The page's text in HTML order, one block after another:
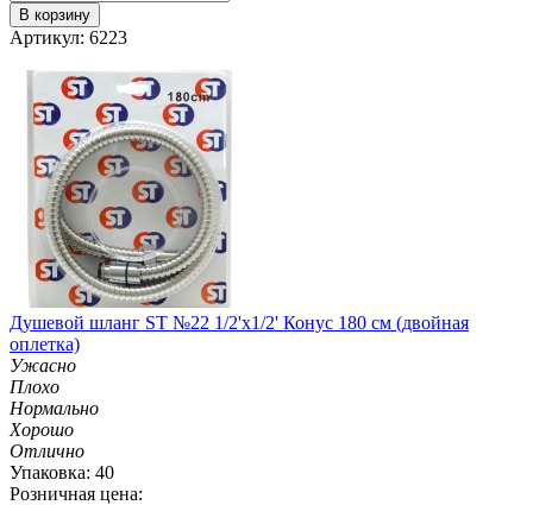
В корзину
Артикул: 6223
Душевой шланг ST №22 1/2'х1/2' Конус 180 см (двойная
оплетка)
Ужасно
Плохо
Нормально
Хорошо
Отлично
Упаковка: 40
Розничная цена: